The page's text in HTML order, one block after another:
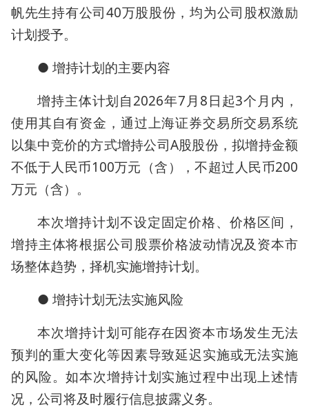
帆先生持有公司40万股股份，均为公司股权激励
计划授予。
● 增持计划的主要内容
增持主体计划自2026年7月8日起3个月内，
使用其自有资金，通过上海证券交易所交易系统
以集中竞价的方式增持公司A股股份，拟增持金额
不低于人民币100万元（含），不超过人民币200
万元（含）。
本次增持计划不设定固定价格、价格区间，
增持主体将根据公司股票价格波动情况及资本市
场整体趋势，择机实施增持计划。
● 增持计划无法实施风险
本次增持计划可能存在因资本市场发生无法
预判的重大变化等因素导致延迟实施或无法实施
的风险。如本次增持计划实施过程中出现上述情
况，公司将及时履行信息披露义务。